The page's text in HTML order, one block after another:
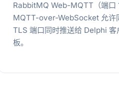
RabbitMQ Web-MQTT（端口
MQTT-over-WebSocket 允许
TLS 端口同时推送给 Delphi 客
板。